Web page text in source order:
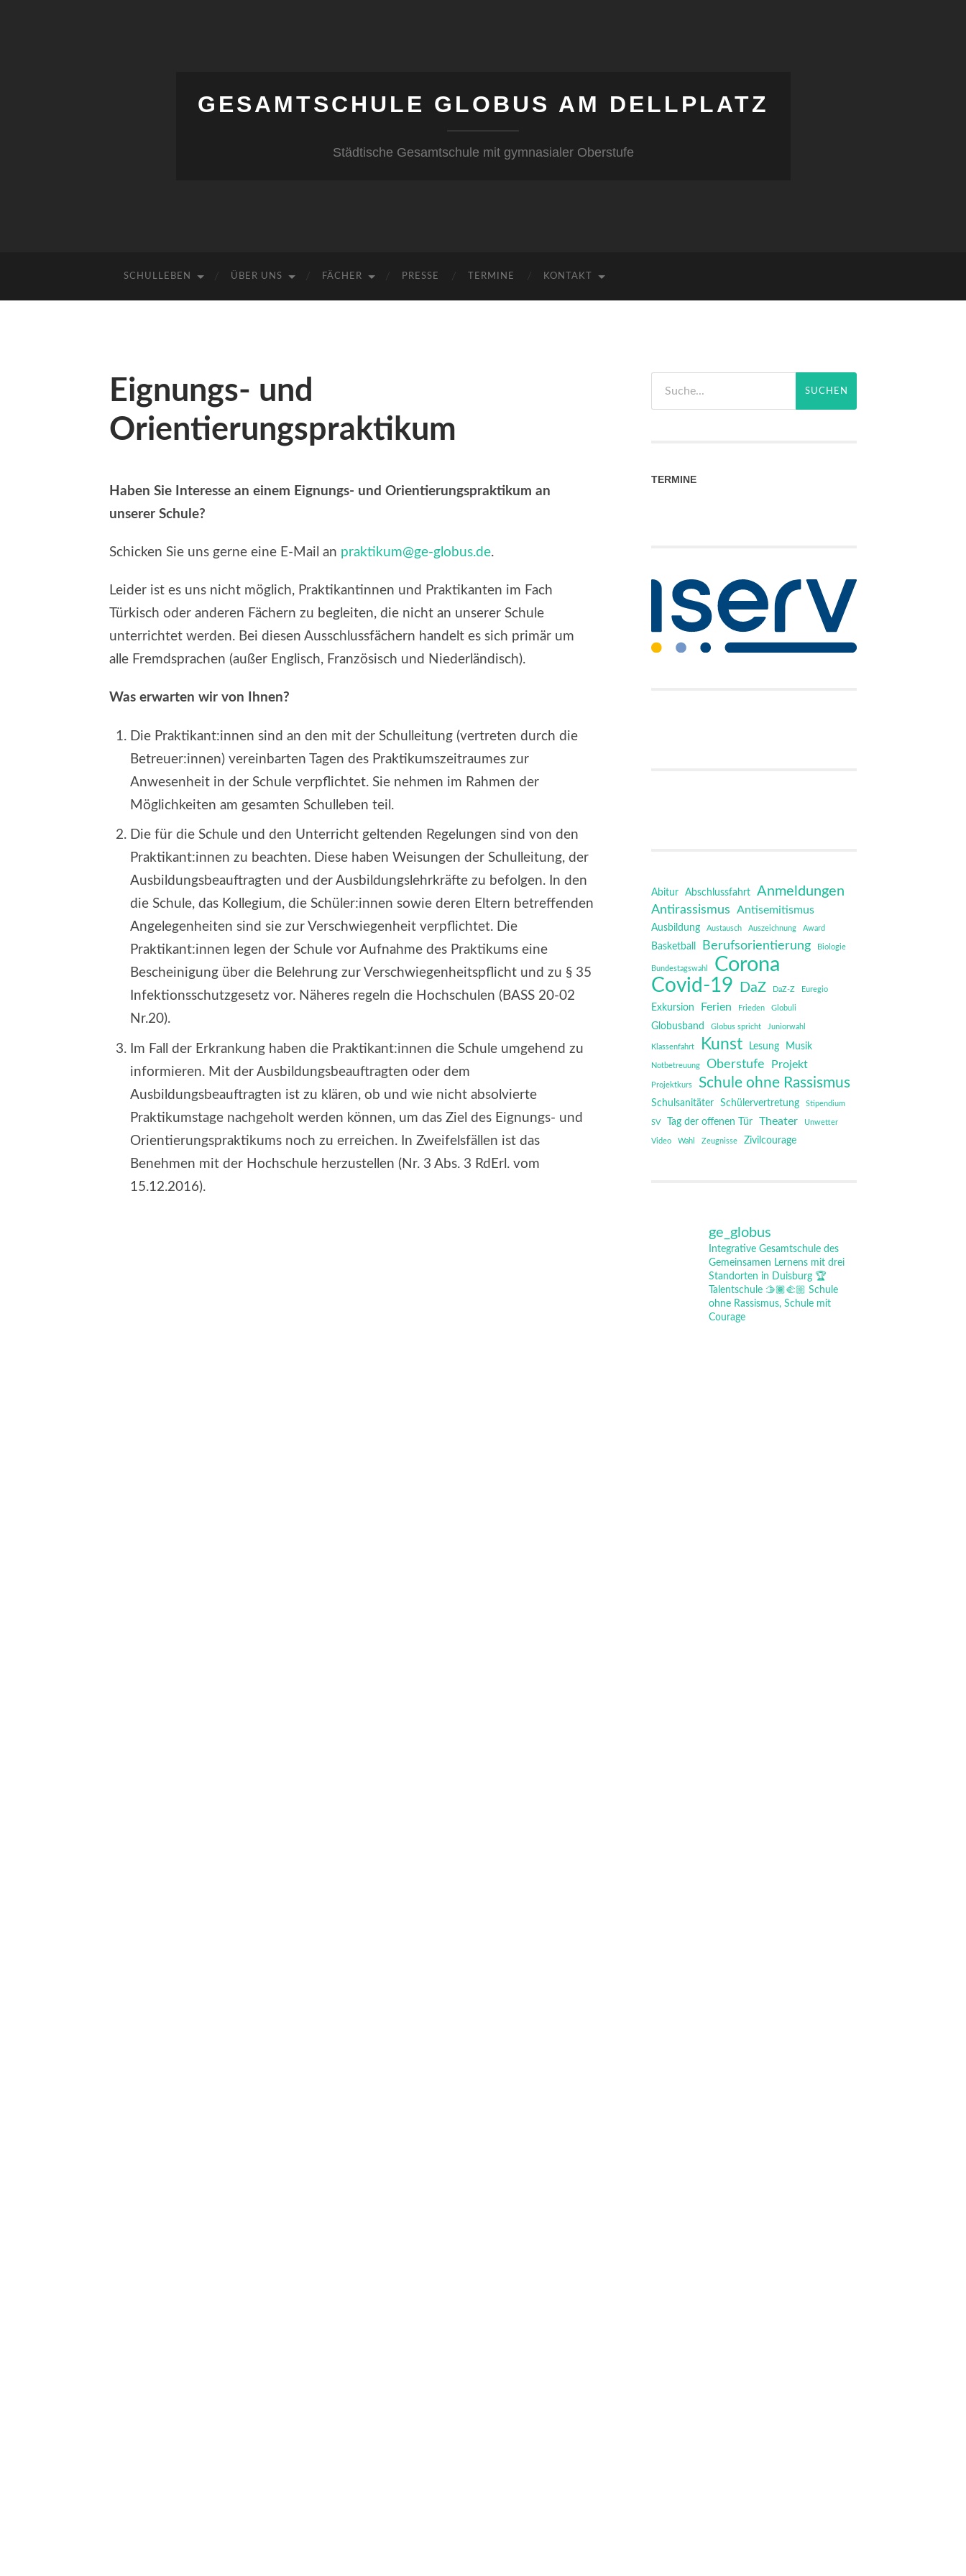
GESAMTSCHULE GLOBUS AM DELLPLATZ
Städtische Gesamtschule mit gymnasialer Oberstufe
SCHULLEBEN ÜBER UNS FÄCHER PRESSE TERMINE KONTAKT
Eignungs- und
Orientierungspraktikum
Haben Sie Interesse an einem Eignungs- und Orientierungspraktikum an
unserer Schule?
Schicken Sie uns gerne eine E-Mail an praktikum@ge-globus.de.
Leider ist es uns nicht möglich, Praktikantinnen und Praktikanten im Fach
Türkisch oder anderen Fächern zu begleiten, die nicht an unserer Schule
unterrichtet werden. Bei diesen Ausschlussfächern handelt es sich primär um
alle Fremdsprachen (außer Englisch, Französisch und Niederländisch).
Was erwarten wir von Ihnen?
Die Praktikant:innen sind an den mit der Schulleitung (vertreten durch die
Betreuer:innen) vereinbarten Tagen des Praktikumszeitraumes zur
Anwesenheit in der Schule verpflichtet. Sie nehmen im Rahmen der
Möglichkeiten am gesamten Schulleben teil.
Die für die Schule und den Unterricht geltenden Regelungen sind von den
Praktikant:innen zu beachten. Diese haben Weisungen der Schulleitung, der
Ausbildungsbeauftragten und der Ausbildungslehrkräfte zu befolgen. In den
die Schule, das Kollegium, die Schüler:innen sowie deren Eltern betreffenden
Angelegenheiten sind sie zur Verschwiegenheit verpflichtet. Die
Praktikant:innen legen der Schule vor Aufnahme des Praktikums eine
Bescheinigung über die Belehrung zur Verschwiegenheitspflicht und zu § 35
Infektionsschutzgesetz vor. Näheres regeln die Hochschulen (BASS 20-02
Nr.20).
Im Fall der Erkrankung haben die Praktikant:innen die Schule umgehend zu
informieren. Mit der Ausbildungsbeauftragten oder dem
Ausbildungsbeauftragten ist zu klären, ob und wie nicht absolvierte
Praktikumstage nachgeholt werden können, um das Ziel des Eignungs- und
Orientierungspraktikums noch zu erreichen. In Zweifelsfällen ist das
Benehmen mit der Hochschule herzustellen (Nr. 3 Abs. 3 RdErl. vom
15.12.2016).
TERMINE
Abitur Abschlussfahrt Anmeldungen
Antirassismus Antisemitismus
Ausbildung Austausch Auszeichnung Award
Basketball Berufsorientierung Biologie
Bundestagswahl Corona
Covid-19 DaZ DaZ-Z Euregio
Exkursion Ferien Frieden Globuli
Globusband Globus spricht Juniorwahl
Klassenfahrt Kunst Lesung Musik
Notbetreuung Oberstufe Projekt
Projektkurs Schule ohne Rassismus
Schulsanitäter Schülervertretung Stipendium
SV Tag der offenen Tür Theater Unwetter
Video Wahl Zeugnisse Zivilcourage
ge_globus
Integrative Gesamtschule des
Gemeinsamen Lernens mit drei
Standorten in Duisburg 🏆
Talentschule 🫱🏾‍🫲🏼 Schule
ohne Rassismus, Schule mit
Courage